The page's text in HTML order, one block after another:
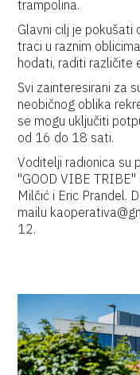
trampolina.
Glavni cilj je pokušati
traci u raznim
hodati, raditi različite
Svi zainteresirani za
neobičnog oblika
se mogu uključiti
od 16 do 18 sati.
Voditelji radionica su
"GOOD VIBE
Milčić i Eric Prandel.
mailu
12.